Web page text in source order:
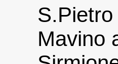
S.Pietro
Mavino